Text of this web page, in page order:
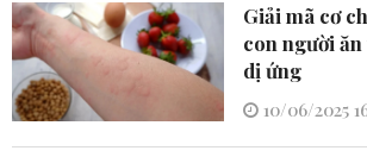
Giải mã cơ
con người
dị ứng
10/06/2025